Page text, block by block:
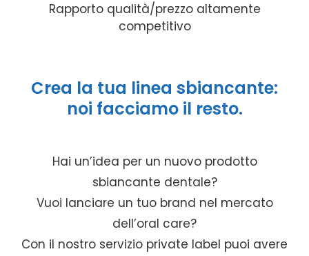
Rapporto qualità/prezzo altamente
competitivo
Crea la tua linea sbiancante:
noi facciamo il resto.
Hai un’idea per un nuovo prodotto
sbiancante dentale?
Vuoi lanciare un tuo brand nel mercato
dell’oral care?
Con il nostro servizio private label puoi avere